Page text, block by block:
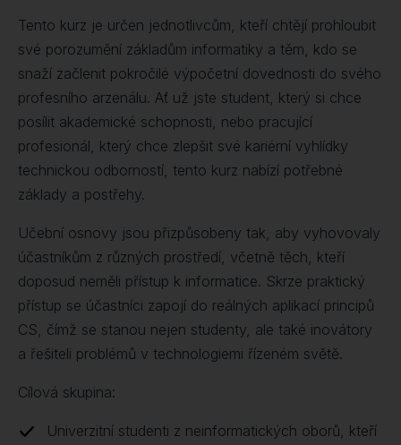
Tento kurz je určen jednotlivcům, kteří chtějí prohloubit
své porozumění základům informatiky a těm, kdo se
snaží začlenit pokročilé výpočetní dovednosti do svého
profesního arzenálu. Ať už jste student, který si chce
posílit akademické schopnosti, nebo pracující
profesionál, který chce zlepšit své kariérní vyhlídky
technickou odborností, tento kurz nabízí potřebné
základy a postřehy.
Učební osnovy jsou přizpůsobeny tak, aby vyhovovaly
účastníkům z různých prostředí, včetně těch, kteří
doposud neměli přístup k informatice. Skrze praktický
přístup se účastníci zapojí do reálných aplikací principů
CS, čímž se stanou nejen studenty, ale také inovátory
a řešiteli problémů v technologiemi řízeném světě.
Cílová skupina:
Univerzitní studenti z neinformatických oborů, kteří